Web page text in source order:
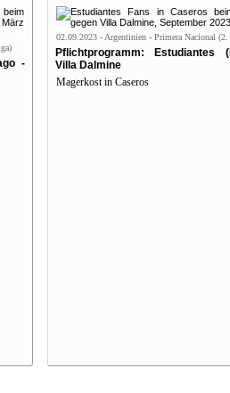
-
02.09.2023 - Argentinien - Primera Nacional
Pflichtprogramm: Estudiantes
Villa Dalmine
Magerkost in Caseros